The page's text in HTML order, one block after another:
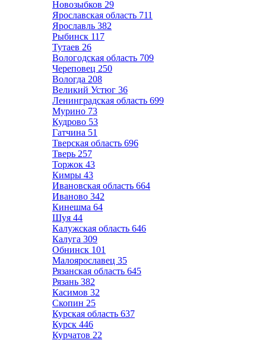
Новозыбков 29
Ярославская область 711
Ярославль 382
Рыбинск 117
Тутаев 26
Вологодская область 709
Череповец 250
Вологда 208
Великий Устюг 36
Ленинградская область 699
Мурино 73
Кудрово 53
Гатчина 51
Тверская область 696
Тверь 257
Торжок 43
Кимры 43
Ивановская область 664
Иваново 342
Кинешма 64
Шуя 44
Калужская область 646
Калуга 309
Обнинск 101
Малоярославец 35
Рязанская область 645
Рязань 382
Касимов 32
Скопин 25
Курская область 637
Курск 446
Курчатов 22